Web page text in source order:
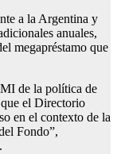
a la Argentina y
anuales,
megapréstamo que
de la política de
el Directorio
en el contexto de la
Fondo”,